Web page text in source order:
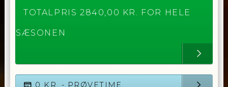
TOTALPRIS 2840,00 KR. FOR HELE
SÆSONEN
0 KR. - PRØVETIME.